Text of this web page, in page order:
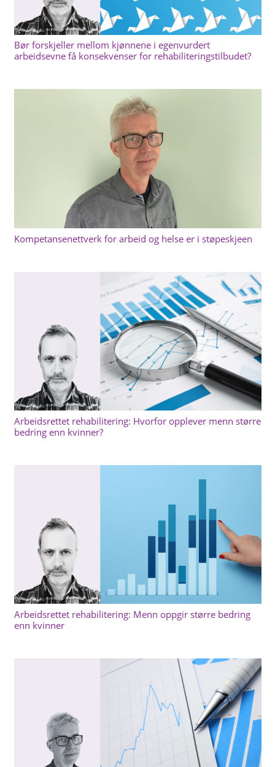
Bør forskjeller mellom kjønnene i egenvurdert
arbeidsevne få konsekvenser for rehabiliteringstilbudet?
Kompetansenettverk for arbeid og helse er i støpeskjeen
Arbeidsrettet rehabilitering: Hvorfor opplever menn større
bedring enn kvinner?
Arbeidsrettet rehabilitering: Menn oppgir større bedring
enn kvinner